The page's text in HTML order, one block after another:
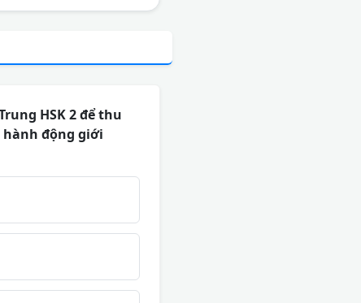
HSK 2 để thu
động giới